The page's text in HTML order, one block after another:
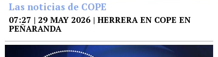
Las noticias de COPE
07:27 | 29 MAY 2026 | HERRERA EN COPE EN
PEÑARANDA